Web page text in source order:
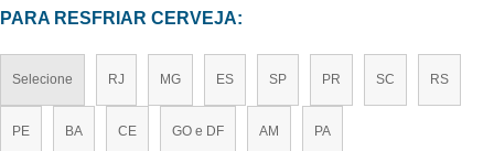
PARA RESFRIAR CERVEJA:
Selecione RJ MG ES SP PR SC RS
PE BA CE GO e DF AM PA